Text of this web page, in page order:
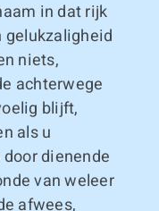
in dat rijk
gelukzaligheid
niets,
achterwege
blijft,
als u
dienende
van weleer
afwees,